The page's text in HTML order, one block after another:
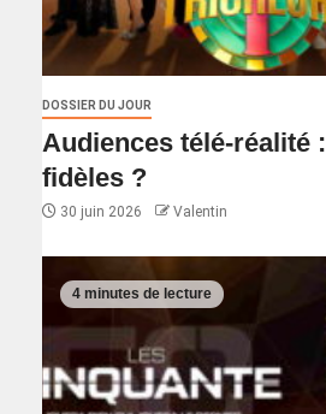
DOSSIER DU JOUR
Audiences télé-réalité
fidèles ?
30 juin 2026 Valentin
4 minutes de lecture